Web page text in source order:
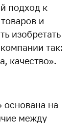
подход к
и
изобретать
так:
качество».
основана на
между